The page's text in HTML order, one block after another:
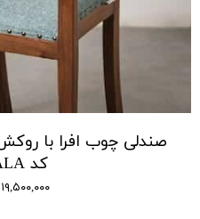
کد XSALA
۱۹,۵۰۰,۰۰۰ تومان